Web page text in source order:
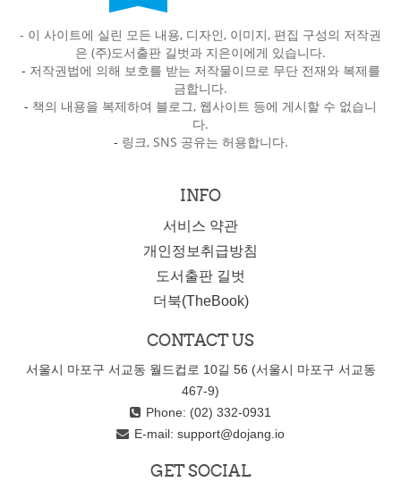
- 이 사이트에 실린 모든 내용, 디자인, 이미지, 편집 구성의 저작권
은 (주)도서출판 길벗과 지은이에게 있습니다.
- 저작권법에 의해 보호를 받는 저작물이므로 무단 전재와 복제를
금합니다.
- 책의 내용을 복제하여 블로그, 웹사이트 등에 게시할 수 없습니
다.
- 링크, SNS 공유는 허용합니다.
INFO
서비스 약관
개인정보취급방침
도서출판 길벗
더북(TheBook)
CONTACT US
서울시 마포구 서교동 월드컵로 10길 56 (서울시 마포구 서교동
467-9)
Phone: (02) 332-0931
E-mail: support@dojang.io
GET SOCIAL